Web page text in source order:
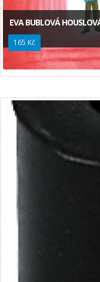
EVA BUBLOVÁ
165 Kč